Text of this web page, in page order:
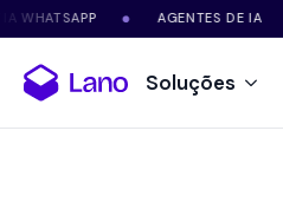
● AGENTES DE IA ●
Soluções